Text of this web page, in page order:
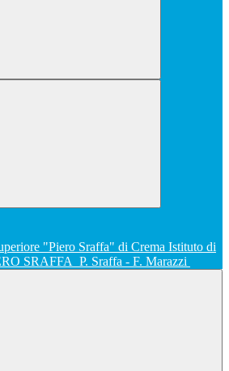
Istituto di
SRAFFA P. Sraffa - F. Marazzi